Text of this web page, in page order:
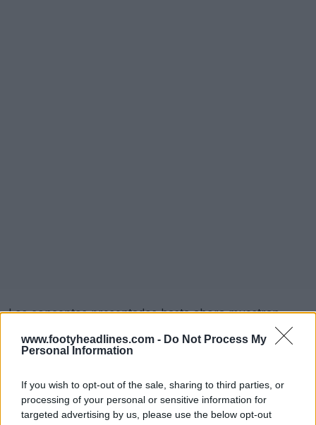
www.footyheadlines.com - Do Not Process My
Personal Information
If you wish to opt-out of the sale, sharing to third parties, or
processing of your personal or sensitive information for
targeted advertising by us, please use the below opt-out
Los conceptos presentados hasta ahora muestran
diversas interpretaciones, desde los clásicos cuadros
sobre modernas plantillas de Adidas hasta innovadores
creativo ofrece una visión fascinante de la estética
futura de Croacia en caso de que se produzca un
cambio de proveedor.